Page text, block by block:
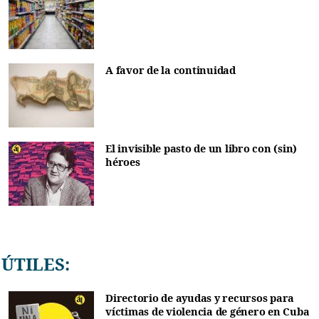
A favor de la continuidad
El invisible pasto de un libro con (sin)
héroes
ÚTILES:
Directorio de ayudas y recursos para
víctimas de violencia de género en Cuba